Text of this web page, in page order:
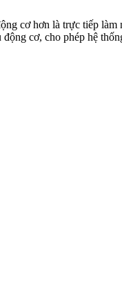
cơ hơn là trực tiếp
cơ, cho phép hệ